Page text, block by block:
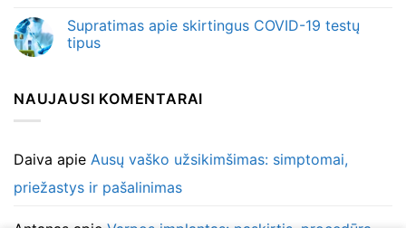
Supratimas apie skirtingus COVID-19 testų
tipus
NAUJAUSI KOMENTARAI
Daiva apie Ausų vaško užsikimšimas: simptomai,
priežastys ir pašalinimas